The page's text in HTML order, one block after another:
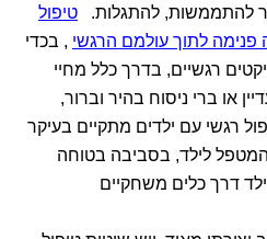
להתממשות, להתגלות. טיפול
פנימה לתוך עולמם הרגשי , בכדי
רגשיים, בדרך כלל מחיי
או ברי ניסוח בהיר וברור,
רגשי עם ילדים מתקיים בעיקר
לילד, בסביבה בטוחה
דרך כלים משחקיים